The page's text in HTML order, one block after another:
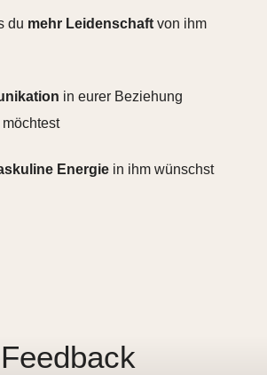
du mehr Leidenschaft von ihm
in eurer Beziehung
Energie in ihm wünschst
Feedback